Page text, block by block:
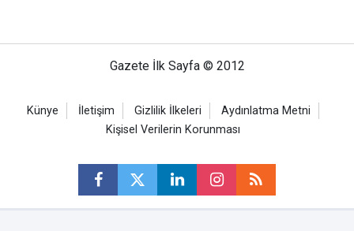
Gazete İlk Sayfa © 2012
Künye İletişim Gizlilik İlkeleri
Aydınlatma Metni
Kişisel Verilerin Korunması